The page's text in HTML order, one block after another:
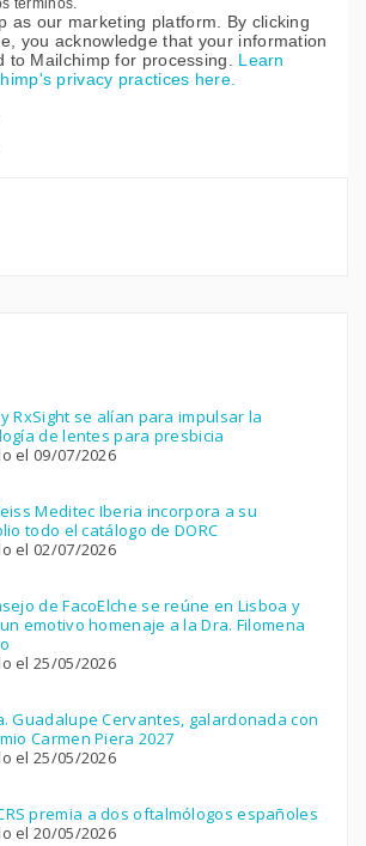
términos.
as our marketing platform. By clicking
you acknowledge that your information
to Mailchimp for processing. Learn
privacy practices here.
RxSight se alían para impulsar la
de lentes para presbicia
el 09/07/2026
Meditec Iberia incorpora a su
todo el catálogo de DORC
el 02/07/2026
de FacoElche se reúne en Lisboa y
emotivo homenaje a la Dra. Filomena
el 25/05/2026
Guadalupe Cervantes, galardonada con
Carmen Piera 2027
el 25/05/2026
premia a dos oftalmólogos españoles
el 20/05/2026